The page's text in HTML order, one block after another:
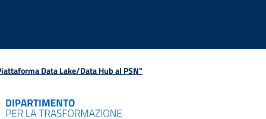
Data Lake/Data Hub al PSN"